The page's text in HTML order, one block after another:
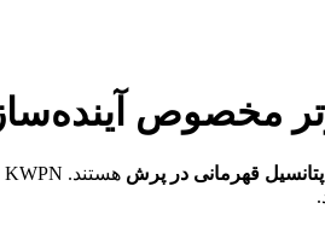
پتانسیل قهرمانی در پرش